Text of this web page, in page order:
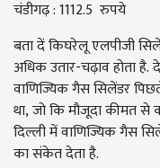
चंडीगढ़: 1112.5 रुपये
बता दें किघरेलू एलपीजी
अधिक उतार-चढ़ाव होता है.
वाणिज्यिक गैस सिलेंडर
था,जो कि मौजूदा कीमत से
दिल्ली में वाणिज्यिक गैस
का संकेत देता है.